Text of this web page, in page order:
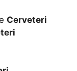
Cerveteri